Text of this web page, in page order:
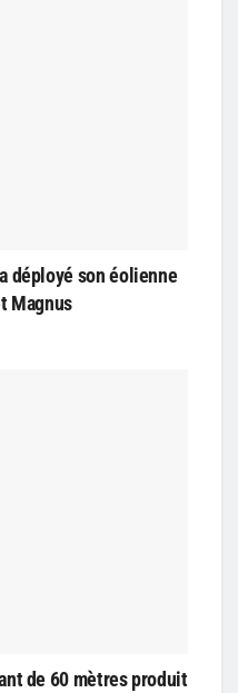
déployé son éolienne
Magnus
de 60 mètres produit